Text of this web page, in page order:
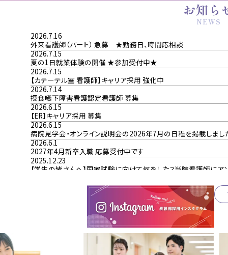
お知ら
2026.7.16
外来看護師（パート） 急募 ★勤務日、時間応相談
2026.7.15
夏の1日就業体験の開催 ★参加受付中★
2026.7.15
【カテーテル室 看護師】キャリア採用 強化中
2026.7.14
摂食嚥下障害看護認定看護師 募集
2026.6.15
【ER】キャリア採用 募集
2026.6.15
病院見学会・オンライン説明会の2026年7月の日程を掲載しまし
2026.6.1
2027年4月新卒入職 応募受付中です
2025.12.23
【学生の皆さんへ】国家試験に向けて何をした？当院看護師にア
2026年度 合同説明会 参加日程を更新しました